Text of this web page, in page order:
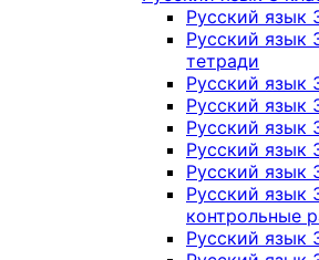
Русский язык
Русский язык
тетради
Русский язык
Русский язык
Русский язык
Русский язык
Русский язык
Русский язык
контрольные
Русский язык